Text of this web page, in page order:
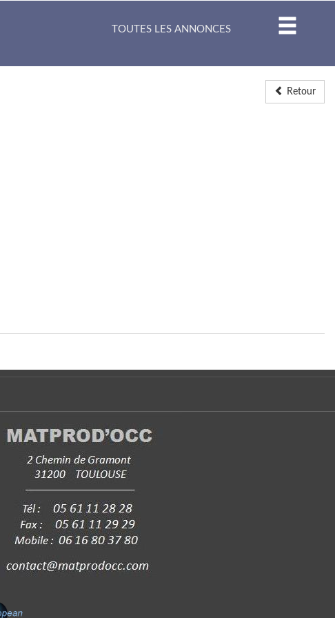
TOUTES LES ANNONCES
Retour